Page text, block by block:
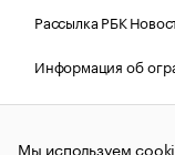
Рассылка РБК
Информация об
Правовая
Мы используем